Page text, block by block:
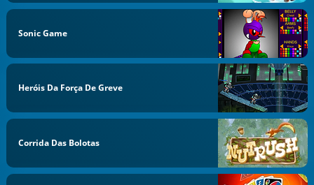
Sonic Game
Heróis Da Força De Greve
Corrida Das Bolotas